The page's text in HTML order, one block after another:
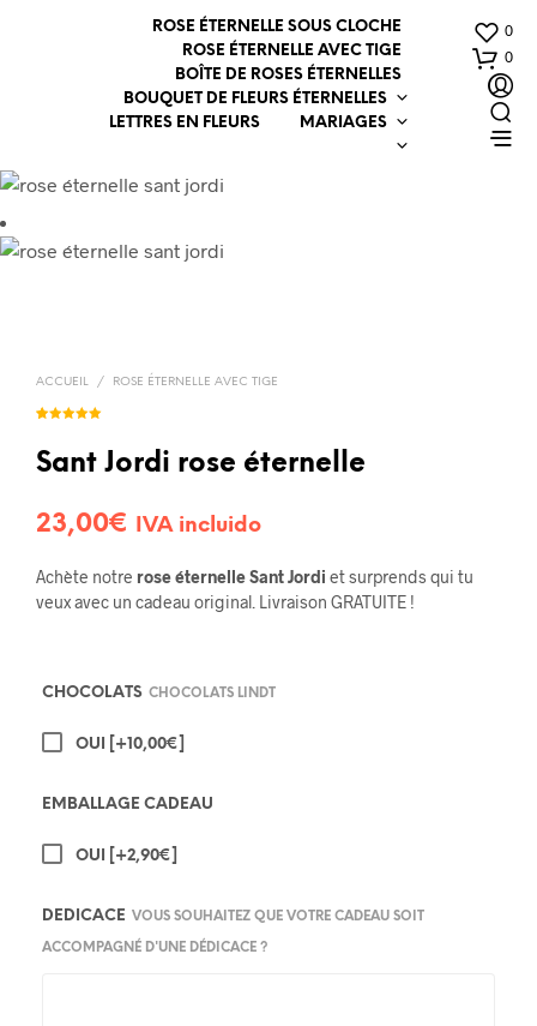
ROSE ÉTERNELLE SOUS CLOCHE
ROSE ÉTERNELLE AVEC TIGE
BOÎTE DE ROSES ÉTERNELLES
BOUQUET DE FLEURS ÉTERNELLES
LETTRES EN FLEURS
MARIAGES
0
0
ACCUEIL / ROSE ÉTERNELLE AVEC TIGE
basé sur
notation
Sant Jordi rose éternelle
23,00€ IVA incluido
Achète notre rose éternelle Sant Jordi et surprends qui tu
veux avec un cadeau original. Livraison GRATUITE !
CHOCOLATS CHOCOLATS LINDT
OUI [+10,00€]
EMBALLAGE CADEAU
OUI [+2,90€]
DEDICACE VOUS SOUHAITEZ QUE VOTRE CADEAU SOIT
ACCOMPAGNÉ D'UNE DÉDICACE ?